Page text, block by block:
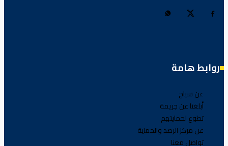
روابط هامة
عن سياج
أبلغنا عن جريمة
تطوع لحمايتهم
عن مركز الرصد والحماية
تواصل معنا